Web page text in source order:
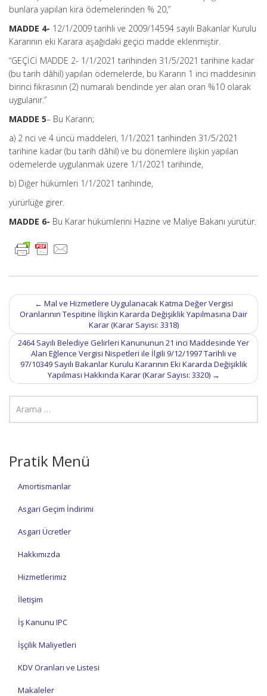
bunlara yapılan kira ödemelerinden % 20,”
MADDE 4- 12/1/2009 tarihli ve 2009/14594 sayılı Bakanlar Kurulu
Kararının eki Karara aşağıdaki geçici madde eklenmiştir.
“GEÇİCİ MADDE 2- 1/1/2021 tarihinden 31/5/2021 tarihine kadar
(bu tarih dâhil) yapılan ödemelerde, bu Kararın 1 inci maddesinin
birinci fıkrasının (2) numaralı bendinde yer alan oran %10 olarak
uygulanır.”
MADDE 5– Bu Kararın;
a) 2 nci ve 4 üncü maddeleri, 1/1/2021 tarihinden 31/5/2021
tarihine kadar (bu tarih dâhil) ve bu dönemlere ilişkin yapılan
ödemelerde uygulanmak üzere 1/1/2021 tarihinde,
b) Diğer hükümleri 1/1/2021 tarihinde,
yürürlüğe girer.
MADDE 6- Bu Karar hükümlerini Hazine ve Maliye Bakanı yürütür.
Post
navigation
← Mal ve Hizmetlere Uygulanacak Katma Değer Vergisi
Oranlarının Tespitine İlişkin Kararda Değişiklik Yapılmasına Dair
Karar (Karar Sayısı: 3318)
2464 Sayılı Belediye Gelirleri Kanununun 21 inci Maddesinde Yer
Alan Eğlence Vergisi Nispetleri ile İlgili 9/12/1997 Tarihli ve
97/10349 Sayılı Bakanlar Kurulu Kararının Eki Kararda Değişiklik
Yapılması Hakkında Karar (Karar Sayısı: 3320) →
Pratik Menü
Amortismanlar
Asgari Geçim İndirimi
Asgari Ücretler
Hakkımızda
Hizmetlerimiz
İletişim
İş Kanunu IPC
İşçilik Maliyetleri
KDV Oranları ve Listesi
Makaleler